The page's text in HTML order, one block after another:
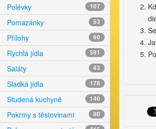
Polévky 107
Pomazánky 53
Přílohy 60
Rychlá jídla 591
Saláty 43
Sladká jídla 178
Studená kuchyně 140
Pokrmy s těstovinami 80